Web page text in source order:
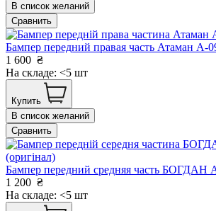
В список желаний
Сравнить
Бампер передний правая часть Атаман А-
1 600 ₴
На складе: <5 шт
Купить
В список желаний
Сравнить
Бампер передний средняя часть БОГДАН
1 200 ₴
На складе: <5 шт